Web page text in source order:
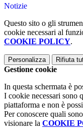
Notizie
Questo sito o gli
cookie necessari al
COOKIE POLICY.
Personalizza Rifiuta
Gestione cookie
In questa schermata è
I cookie necessari sono
piattaforma e non è
Per conoscere quali
visionare la COOKIE